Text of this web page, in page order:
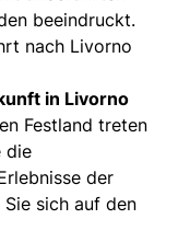
beeindruckt.
nach Livorno
in Livorno
Festland treten
die
der
Sie sich auf den